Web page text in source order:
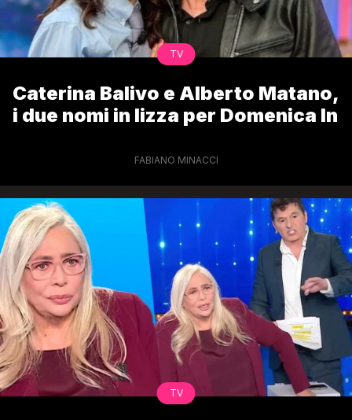
TV
Caterina Balivo e Alberto Matano,
i due nomi in lizza per Domenica In
FABIANO MINACCI
TV